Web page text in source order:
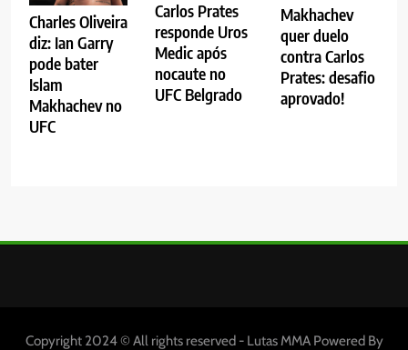
Charles Oliveira
diz: Ian Garry
pode bater
Islam
Makhachev no
UFC
Carlos Prates
responde Uros
Medic após
nocaute no
UFC Belgrado
Makhachev
quer duelo
contra Carlos
Prates: desafio
aprovado!
Copyright 2024 © All rights reserved - Lutas MMA Powered By